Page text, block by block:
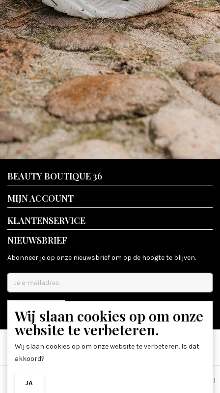
BEAUTY BOUTIQUE 36
MIJN ACCOUNT
KLANTENSERVICE
NIEUWSBRIEF
Abonneer je op onze nieuwsbrief om op de hoogte te blijven.
ABONNEER
Algemene voorwaarden
|
Wij slaan cookies op om onze
website te verbeteren.
Wij slaan cookies op om onze website te verbeteren. Is dat
akkoord?
JA